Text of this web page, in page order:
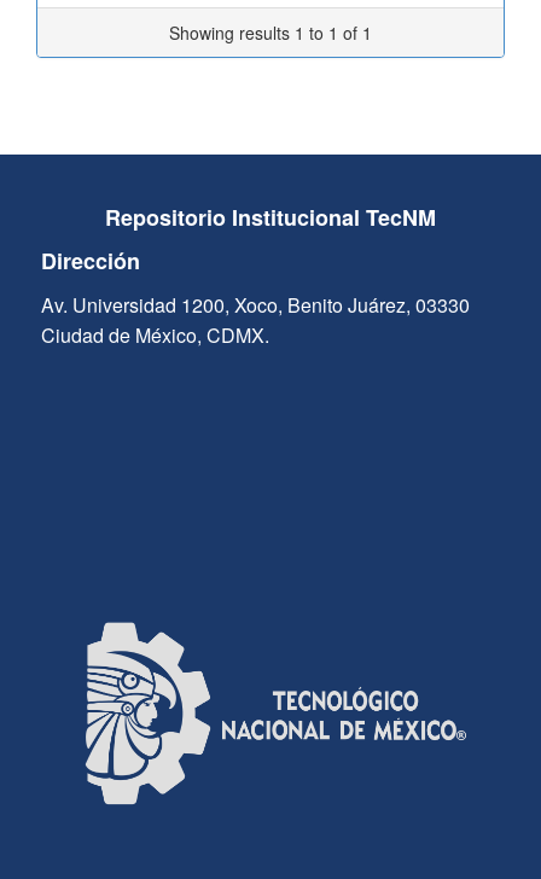
Showing results 1 to 1 of 1
Repositorio Institucional TecNM
Dirección
Av. Universidad 1200, Xoco, Benito Juárez, 03330
Ciudad de México, CDMX.